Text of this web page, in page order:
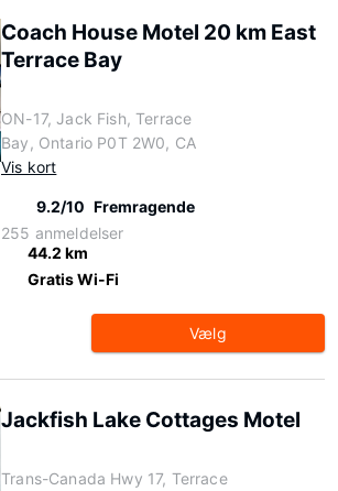
Coach House Motel 20 km East
Terrace Bay
ON-17, Jack Fish, Terrace
Bay, Ontario P0T 2W0, CA
Vis kort
9.2/10 Fremragende
255 anmeldelser
44.2 km
Gratis Wi-Fi
Vælg
Jackfish Lake Cottages Motel
Trans-Canada Hwy 17, Terrace